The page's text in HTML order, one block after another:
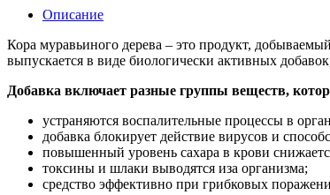
Описание
Кора муравьиного дерева – это продукт,
выпускается в виде биологически активных
Добавка включает разные группы веществ,
устраняются воспалительные процессы в
добавка блокирует действие вирусов и
повышенный уровень сахара в крови
токсины и шлаки выводятся изa организма;
средство эффективно при грибковых